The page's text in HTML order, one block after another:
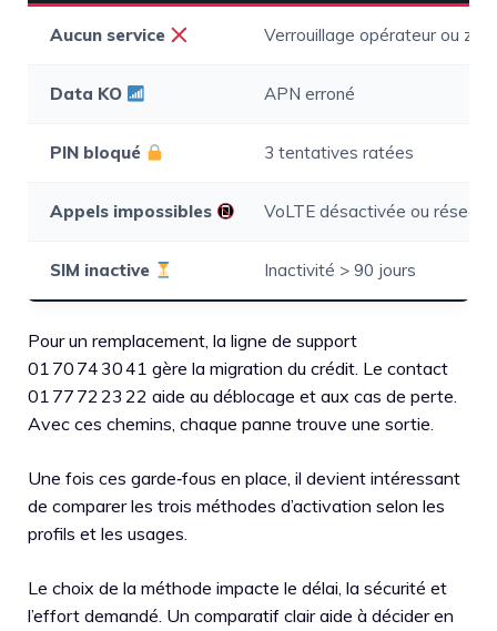
Aucun service Verrouillage opérateur ou
Data KO APN erroné
PIN bloqué 3 tentatives ratées
Appels impossibles VoLTE désactivée ou réseau
SIM inactive Inactivité > 90 jours
Pour un remplacement, la ligne de support
01 70 74 30 41 gère la migration du crédit. Le contact
01 77 72 23 22 aide au déblocage et aux cas de perte.
Avec ces chemins, chaque panne trouve une sortie.
Une fois ces garde‑fous en place, il devient intéressant
de comparer les trois méthodes d’activation selon les
profils et les usages.
Le choix de la méthode impacte le délai, la sécurité et
l’effort demandé. Un comparatif clair aide à décider en